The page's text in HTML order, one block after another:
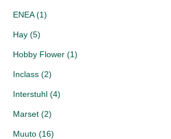
ENEA (1)
Hay (5)
Hobby Flower (1)
Inclass (2)
Interstuhl (4)
Marset (2)
Muuto (16)